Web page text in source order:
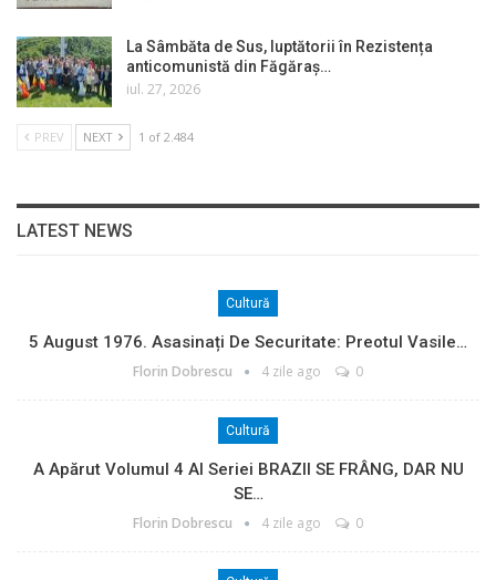
La Sâmbăta de Sus, luptătorii în Rezistența
anticomunistă din Făgăraș…
iul. 27, 2026
PREV NEXT 1 of 2.484
LATEST NEWS
Cultură
5 August 1976. Asasinați De Securitate: Preotul Vasile…
Florin Dobrescu 4 zile ago 0
Cultură
A Apărut Volumul 4 Al Seriei BRAZII SE FRÂNG, DAR NU
SE…
Florin Dobrescu 4 zile ago 0